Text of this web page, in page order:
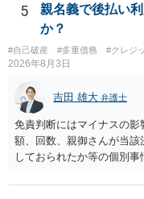
には変わりがありません
場でアドバイスを行うの
を持参のうえ個別に弁護
5
親名義で後払い
か？
#自己破産 #多重債務 #クレジ
2026年8月3日
吉田 雄大 弁護士
免責判断にはマイナスの
額、回数、親御さんが当
しておられたか等の個別
なって相談し、善後策を